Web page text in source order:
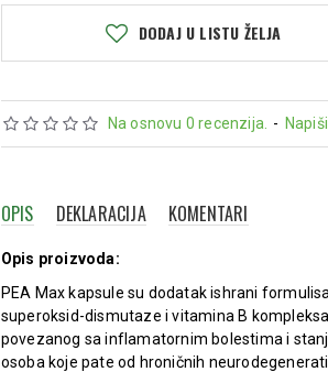
Na osnovu 0 recenzija. -
DODAJ U LISTU ŽELJA
OPIS DEKLARACIJA KOMENTARI
Opis proizvoda:
PEA Max kapsule su dodatak ishrani
superoksid-dismutaze i vitamina B
povezanog sa inflamatornim bolestima i
osoba koje pate od hroničnih